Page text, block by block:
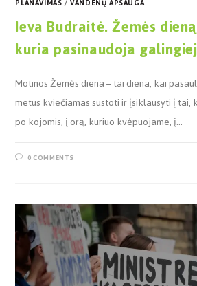
Ieva Budraitė. Žemės
kuria pasinaudoja
Motinos Žemės diena – tai diena, kai
metus kviečiamas sustoti ir įsiklausyti į tai,
po kojomis, į orą, kuriuo kvėpuojame, į…
0 COMMENTS